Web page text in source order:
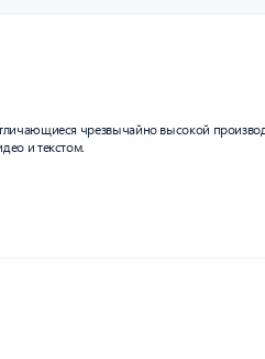
чрезвычайно высокой
и текстом.